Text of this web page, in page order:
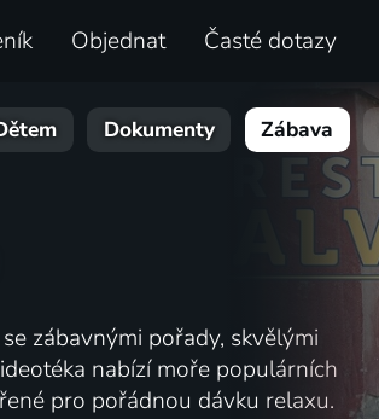
Objednat Časté dotazy
Dokumenty Zábava
zábavnými pořady, skvělými
nabízí moře populárních
pro pořádnou dávku relaxu.